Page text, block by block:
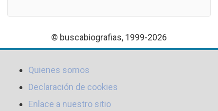
© buscabiografias, 1999-2026
Quienes somos
Declaración de cookies
Enlace a nuestro sitio